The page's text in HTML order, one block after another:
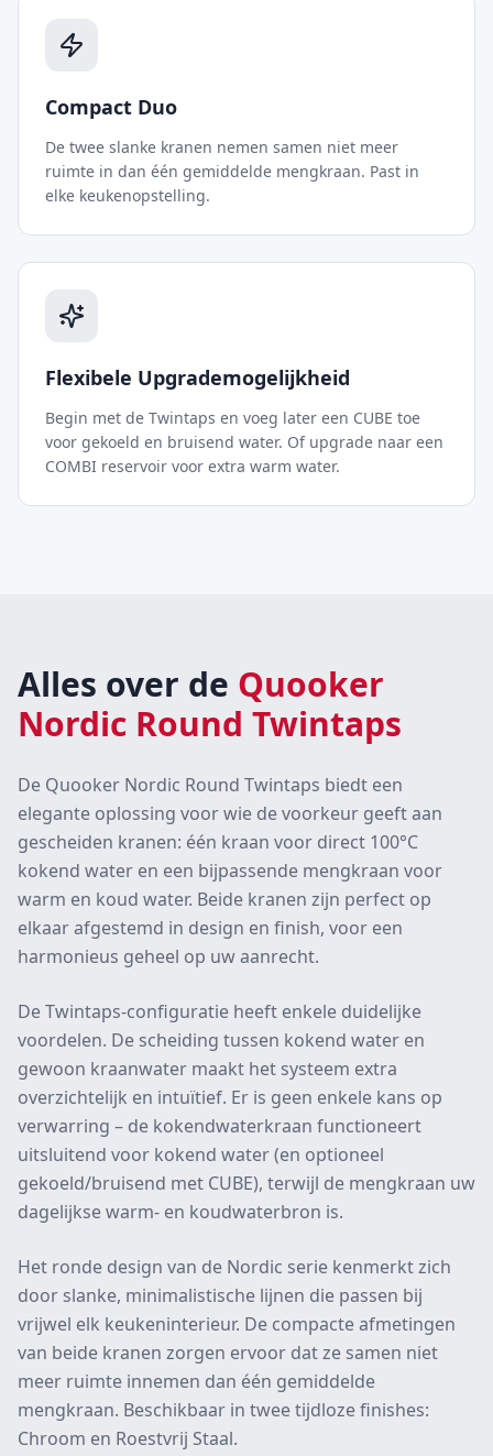
Compact Duo
De twee slanke kranen nemen samen niet meer
ruimte in dan één gemiddelde mengkraan. Past in
elke keukenopstelling.
Flexibele Upgrademogelijkheid
Begin met de Twintaps en voeg later een CUBE toe
voor gekoeld en bruisend water. Of upgrade naar een
COMBI reservoir voor extra warm water.
Alles over de Quooker
Nordic Round Twintaps
De Quooker Nordic Round Twintaps biedt een
elegante oplossing voor wie de voorkeur geeft aan
gescheiden kranen: één kraan voor direct 100°C
kokend water en een bijpassende mengkraan voor
warm en koud water. Beide kranen zijn perfect op
elkaar afgestemd in design en finish, voor een
harmonieus geheel op uw aanrecht.
De Twintaps-configuratie heeft enkele duidelijke
voordelen. De scheiding tussen kokend water en
gewoon kraanwater maakt het systeem extra
overzichtelijk en intuïtief. Er is geen enkele kans op
verwarring – de kokendwaterkraan functioneert
uitsluitend voor kokend water (en optioneel
gekoeld/bruisend met CUBE), terwijl de mengkraan uw
dagelijkse warm- en koudwaterbron is.
Het ronde design van de Nordic serie kenmerkt zich
door slanke, minimalistische lijnen die passen bij
vrijwel elk keukeninterieur. De compacte afmetingen
van beide kranen zorgen ervoor dat ze samen niet
meer ruimte innemen dan één gemiddelde
mengkraan. Beschikbaar in twee tijdloze finishes:
Chroom en Roestvrij Staal.